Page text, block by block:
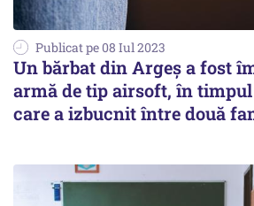
Publicat pe 08 Iul 2023
Un bărbat din Argeș a fost
armă de tip airsoft, în
care a izbucnit între două